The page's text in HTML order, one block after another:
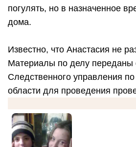
погулять, но в назначенное
дома.
Известно, что Анастасия не
Материалы по делу переданы
Следственного управления по
области для проведения